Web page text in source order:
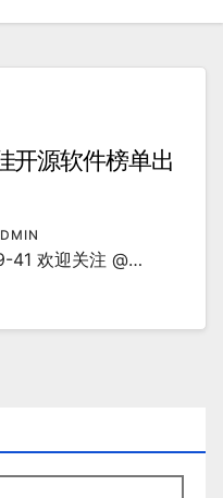
开源软件榜单出
41 欢迎关注 @…